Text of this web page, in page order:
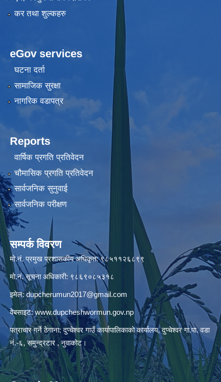
कर तथा शुल्कहरु
eGov services
घटना दर्ता
सामाजिक सुरक्षा
नागरिक वडापत्र
Reports
वार्षिक प्रगति प्रतिवेदन
चौमासिक प्रगति प्रतिवेदन
सार्वजनिक सुनुवाई
सार्वजनिक परीक्षण
सम्पर्क विवरण
मो.नं. प्रमुख प्रशासकीय अधिकृत: ९८५११२६८९९
मो.नं. सूचना अधिकारी: ९८६९०८५३१८
इमेल:dupcherumun2017@gmail.com
वेबसाइट:www.dupcheshwormun.gov.np
पत्राचार गर्ने ठेगाना: दुप्चेश्वर गाउँ कार्यापालिकाको कार्यालय, दुप्चेश्वर गा.पा. वडा
नं.-६, समुन्द्रटार , नुवाकोट।